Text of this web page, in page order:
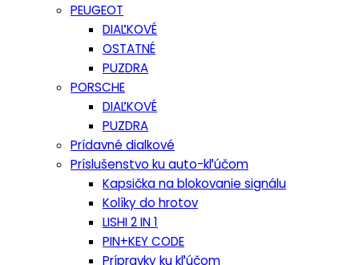
PEUGEOT
DIAĽKOVÉ
OSTATNÉ
PUZDRA
PORSCHE
DIAĽKOVÉ
PUZDRA
Prídavné dialkové
Príslušenstvo ku auto-kľúčom
Kapsička na blokovanie signálu
Kolíky do hrotov
LISHI 2 IN 1
PIN+KEY CODE
Prípravky ku kľúčom